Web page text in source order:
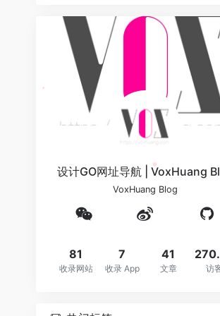
设计GO网址导航 | VoxHuang
VoxHuang Blog
81
收录网站
7
收录 App
41
文章 访